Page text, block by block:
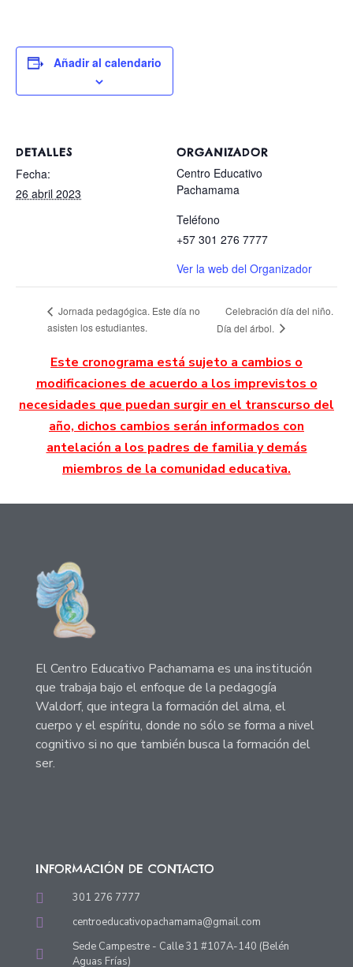
Añadir al calendario
DETALLES
Fecha:
26 abril 2023
ORGANIZADOR
Centro Educativo
Pachamama
Teléfono
+57 301 276 7777
Ver la web del Organizador
Jornada pedagógica. Este día no
asisten los estudiantes.
Celebración día del niño.
Día del árbol.
Este cronograma está sujeto a cambios o
modificaciones de acuerdo a los imprevistos o
necesidades que puedan surgir en el transcurso del
año, dichos cambios serán informados con
antelación a los padres de familia y demás
miembros de la comunidad educativa.
El Centro Educativo Pachamama es una institución
que trabaja bajo el enfoque de la pedagogía
Waldorf, que integra la formación del alma, el
cuerpo y el espíritu, donde no sólo se forma a nivel
cognitivo si no que también busca la formación del
ser.
INFORMACIÓN DE CONTACTO
301 276 7777
centroeducativopachamama@gmail.com
Sede Campestre - Calle 31 #107A-140 (Belén
Aguas Frías)